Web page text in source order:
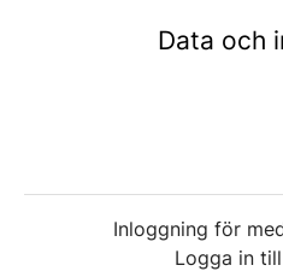
Data och
Inloggning för
Logga in